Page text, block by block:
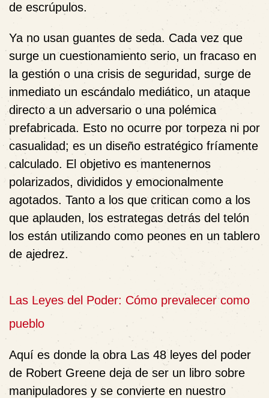
de escrúpulos.
Ya no usan guantes de seda. Cada vez que
surge un cuestionamiento serio, un fracaso en
la gestión o una crisis de seguridad, surge de
inmediato un escándalo mediático, un ataque
directo a un adversario o una polémica
prefabricada. Esto no ocurre por torpeza ni por
casualidad; es un diseño estratégico fríamente
calculado. El objetivo es mantenernos
polarizados, divididos y emocionalmente
agotados. Tanto a los que critican como a los
que aplauden, los estrategas detrás del telón
los están utilizando como peones en un tablero
de ajedrez.
Las Leyes del Poder: Cómo prevalecer como
pueblo
Aquí es donde la obra Las 48 leyes del poder
de Robert Greene deja de ser un libro sobre
manipuladores y se convierte en nuestro